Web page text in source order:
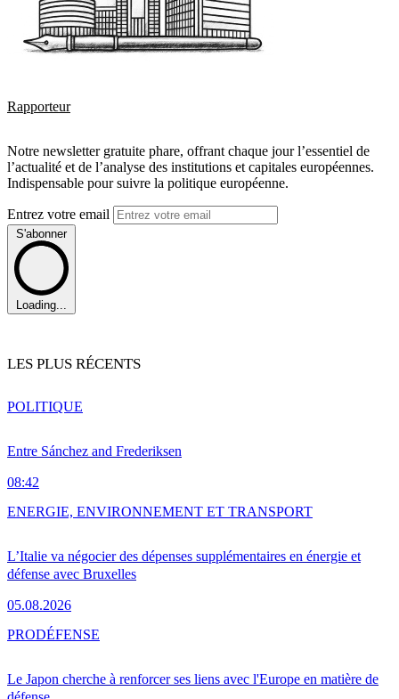
Rapporteur
Notre newsletter gratuite phare, offrant chaque jour l’essentiel de
l’actualité et de l’analyse des institutions et capitales européennes.
Indispensable pour suivre la politique européenne.
Entrez votre email
S'abonner
Loading...
LES PLUS RÉCENTS
Entre Sánchez and Frederiksen
08:42
POLITIQUE
L’Italie va négocier des dépenses supplémentaires en énergie et
défense avec Bruxelles
05.08.2026
ENERGIE, ENVIRONNEMENT ET TRANSPORT
Le Japon cherche à renforcer ses liens avec l'Europe en matière de
PRODÉFENSE